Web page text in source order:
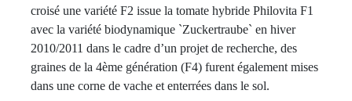
croisé une variété F2 issue la tomate hybride Philovita F1
avec la variété biodynamique `Zuckertraube` en hiver
2010/2011 dans le cadre d’un projet de recherche, des
graines de la 4ème génération (F4) furent également mises
dans une corne de vache et enterrées dans le sol.